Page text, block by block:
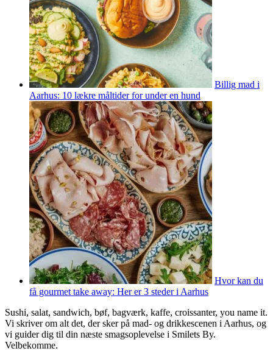
Billig mad i
Aarhus: 10 lækre måltider for under en hund
Hvor kan du
få gourmet take away: Her er 3 steder i Aarhus
Sushi, salat, sandwich, bøf, bagværk, kaffe, croissanter, you name it.
Vi skriver om alt det, der sker på mad- og drikkescenen i Aarhus, og
vi guider dig til din næste smagsoplevelse i Smilets By.
Velbekomme.